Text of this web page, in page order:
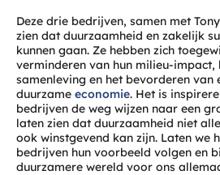
Deze drie bedrijven, samen met
zien dat duurzaamheid en zakelijk
kunnen gaan. Ze hebben zich
verminderen van hun milieu-impact,
samenleving en het bevorderen van
duurzame economie. Het is
bedrijven de weg wijzen naar een
laten zien dat duurzaamheid niet
ook winstgevend kan zijn. Laten we
bedrijven hun voorbeeld volgen en
duurzamere wereld voor ons